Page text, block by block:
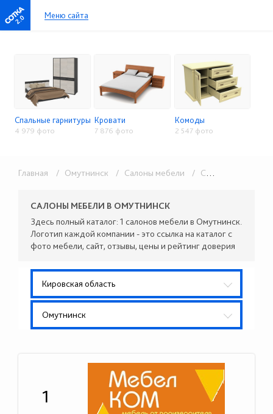
2.0 Меню сайта
Спальные гарнитуры
4 979 фото
Кровати
7 876 фото
Комоды
2 547 фото
Главная / Омутнинск / Салоны мебели / Спальни и кровати
САЛОНЫ МЕБЕЛИ В ОМУТНИНСК
Здесь полный каталог: 1 салонов мебели в Омутнинск.
Логотип каждой компании - это ссылка на каталог с
фото мебели, сайт, отзывы, цены и рейтинг доверия
Кировская область
Омутнинск
1